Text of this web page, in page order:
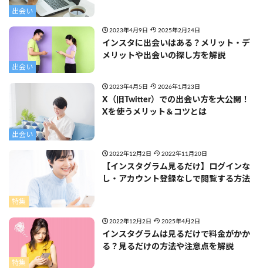
出会い
出会い
2023年4月9日 2025年2月24日
インスタに出会いはある？メリット・デ
メリットや出会いの探し方を解説
出会い
2023年4月5日 2026年1月23日
X（旧Twitter）での出会い方を大公開！
Xを使うメリット＆コツとは
特集
2022年12月2日 2022年11月20日
【インスタグラム見るだけ】ログインな
し・アカウント登録なしで閲覧する方法
特集
2022年12月2日 2025年4月2日
インスタグラムは見るだけで料金がかか
る？見るだけの方法や注意点を解説